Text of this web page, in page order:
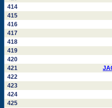
414
415
416
417
418
419
420
421
422
423
424
425